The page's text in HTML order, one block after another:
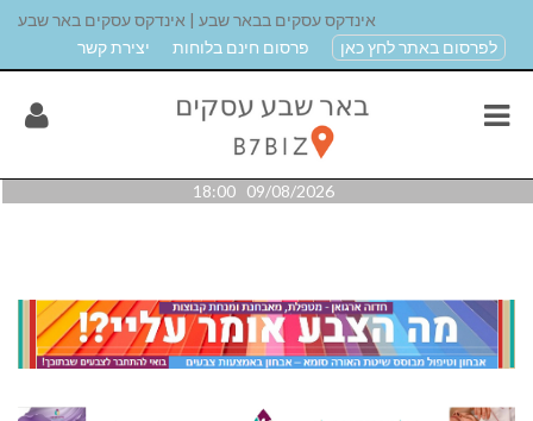
אינדקס עסקים בבאר שבע | אינדקס עסקים באר שבע
לפרסום באתר לחץ כאן
פרסום חינם בלוחות יצירת קשר
09/08/2026 18:00